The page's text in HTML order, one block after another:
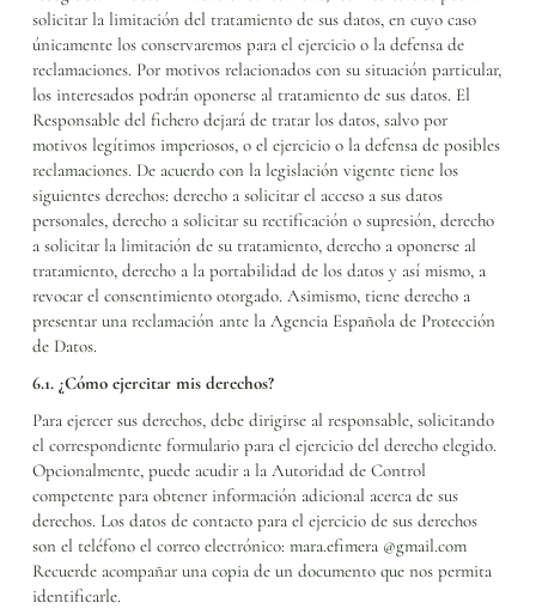
solicitar la limitación del tratamiento de sus datos, en cuyo caso
únicamente los conservaremos para el ejercicio o la defensa de
reclamaciones. Por motivos relacionados con su situación particular,
los interesados podrán oponerse al tratamiento de sus datos. El
Responsable del fichero dejará de tratar los datos, salvo por
motivos legítimos imperiosos, o el ejercicio o la defensa de posibles
reclamaciones. De acuerdo con la legislación vigente tiene los
siguientes derechos: derecho a solicitar el acceso a sus datos
personales, derecho a solicitar su rectificación o supresión, derecho
a solicitar la limitación de su tratamiento, derecho a oponerse al
tratamiento, derecho a la portabilidad de los datos y así mismo, a
revocar el consentimiento otorgado. Asimismo, tiene derecho a
presentar una reclamación ante la Agencia Española de Protección
de Datos.
6.1. ¿Cómo ejercitar mis derechos?
Para ejercer sus derechos, debe dirigirse al responsable, solicitando
el correspondiente formulario para el ejercicio del derecho elegido.
Opcionalmente, puede acudir a la Autoridad de Control
competente para obtener información adicional acerca de sus
derechos. Los datos de contacto para el ejercicio de sus derechos
son el teléfono el correo electrónico: mara.efimera @gmail.com
Recuerde acompañar una copia de un documento que nos permita
identificarle.